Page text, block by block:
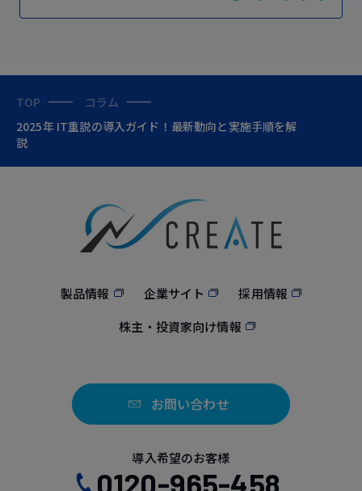
TOP
コラム
2025年 IT重説の導入ガイド！最新動向と実施手順を解
説
製品情報 企業サイト
採用情報
株主・投資家向け情報
お問い合わせ
導入希望のお客様
0120-965-458